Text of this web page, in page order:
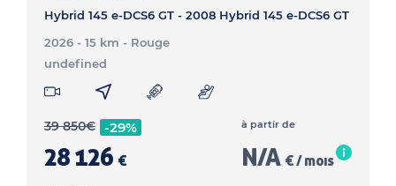
Hybrid 145 e-DCS6 GT - 2008 Hybrid 145 e-DCS6 GT
2026 - 15 km - Rouge
undefined
39 850€ -29%
28 126 €
à partir de
N/A € / mois